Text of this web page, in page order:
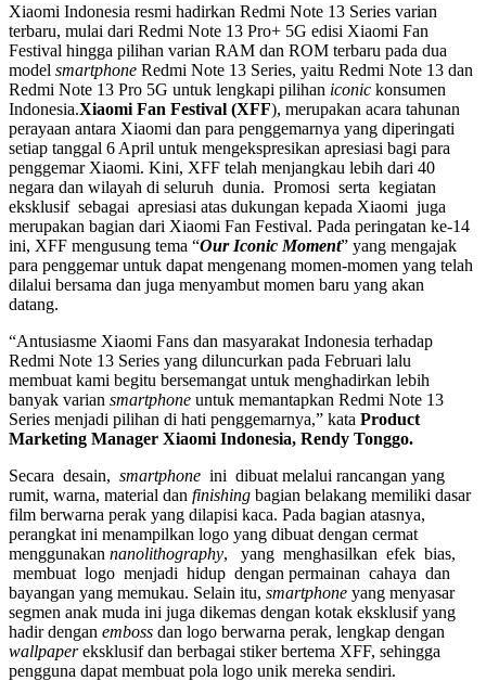
Xiaomi Indonesia resmi hadirkan Redmi Note 13 Series varian
terbaru, mulai dari Redmi Note 13 Pro+ 5G edisi Xiaomi Fan
Festival hingga pilihan varian RAM dan ROM terbaru pada dua
model smartphone Redmi Note 13 Series, yaitu Redmi Note 13 dan
Redmi Note 13 Pro 5G untuk lengkapi pilihan iconic konsumen
Indonesia.Xiaomi Fan Festival (XFF), merupakan acara tahunan
perayaan antara Xiaomi dan para penggemarnya yang diperingati
setiap tanggal 6 April untuk mengekspresikan apresiasi bagi para
penggemar Xiaomi. Kini, XFF telah menjangkau lebih dari 40
negara dan wilayah di seluruh dunia. Promosi serta kegiatan
eksklusif sebagai apresiasi atas dukungan kepada Xiaomi juga
merupakan bagian dari Xiaomi Fan Festival. Pada peringatan ke-14
ini, XFF mengusung tema “Our Iconic Moment” yang mengajak
para penggemar untuk dapat mengenang momen-momen yang telah
dilalui bersama dan juga menyambut momen baru yang akan
datang.
“Antusiasme Xiaomi Fans dan masyarakat Indonesia terhadap
Redmi Note 13 Series yang diluncurkan pada Februari lalu
membuat kami begitu bersemangat untuk menghadirkan lebih
banyak varian smartphone untuk memantapkan Redmi Note 13
Series menjadi pilihan di hati penggemarnya,” kata Product
Marketing Manager Xiaomi Indonesia, Rendy Tonggo.
Secara desain, smartphone ini dibuat melalui rancangan yang
rumit, warna, material dan finishing bagian belakang memiliki dasar
film berwarna perak yang dilapisi kaca. Pada bagian atasnya,
perangkat ini menampilkan logo yang dibuat dengan cermat
menggunakan nanolithography, yang menghasilkan efek bias,
membuat logo menjadi hidup dengan permainan cahaya dan
bayangan yang memukau. Selain itu, smartphone yang menyasar
segmen anak muda ini juga dikemas dengan kotak eksklusif yang
hadir dengan emboss dan logo berwarna perak, lengkap dengan
wallpapereksklusif dan berbagai stiker bertema XFF, sehingga
pengguna dapat membuat pola logo unik mereka sendiri.